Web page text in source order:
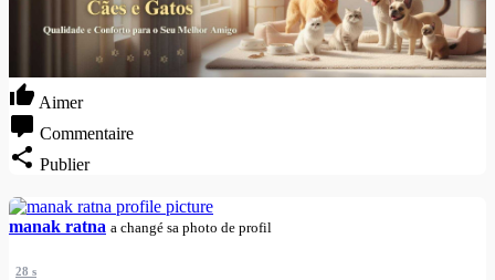
Aimer
Commentaire
Publier
manak ratna a changé sa photo de profil
28 s